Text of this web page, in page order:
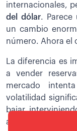
internacionales,
del dólar. Parece
un cambio
número. Ahora el
La diferencia es
a vender
mercado
volatilidad
bajar,
amenazan con